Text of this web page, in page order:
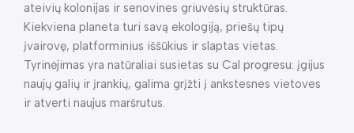
ateivių kolonijas ir senovines griuvėsių struktūras.
Kiekviena planeta turi savą ekologiją, priešų tipų
įvairovę, platforminius iššūkius ir slaptas vietas.
Tyrinėjimas yra natūraliai susietas su Cal progresu: įgijus
naujų galių ir įrankių, galima grįžti į ankstesnes vietoves
ir atverti naujus maršrutus.